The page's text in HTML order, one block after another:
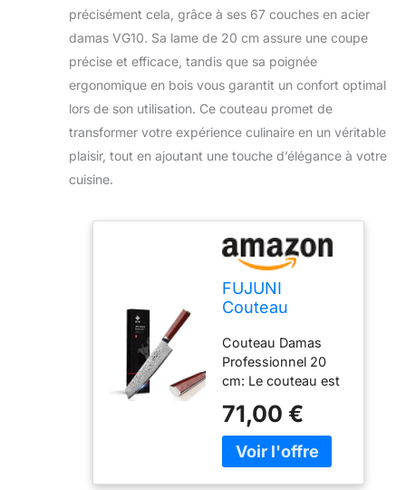
précisément cela, grâce à ses 67 couches en acier
damas VG10. Sa lame de 20 cm assure une coupe
précise et efficace, tandis que sa poignée
ergonomique en bois vous garantit un confort optimal
lors de son utilisation. Ce couteau promet de
transformer votre expérience culinaire en un véritable
plaisir, tout en ajoutant une touche d’élégance à votre
cuisine.
FUJUNI
Couteau
Damas Couteau
de Chef en
Acier Damas 67
Couche VG10
Acier 20 cm
Couteaux de
Cuisine avec
Poignée
Couteau Damas
Professionnel 20
cm: Le couteau est
damas VG-10 67
couches pour
assurer une
71,00 €